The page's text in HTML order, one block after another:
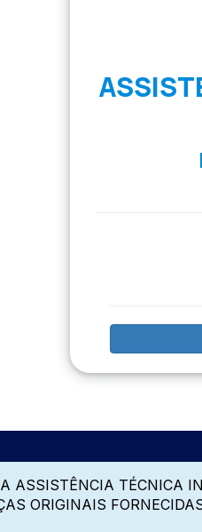
ASSISTÊNCIA TÉCNICA
ORIGINAIS